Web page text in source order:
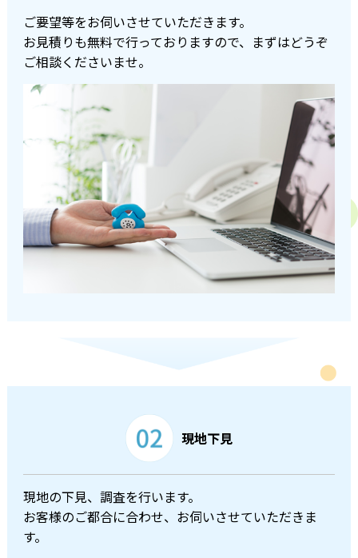
ご要望等をお伺いさせていただきます。
お見積りも無料で行っておりますので、まずはどうぞ
ご相談くださいませ。
現地下見
現地の下見、調査を行います。
お客様のご都合に合わせ、お伺いさせていただきま
す。